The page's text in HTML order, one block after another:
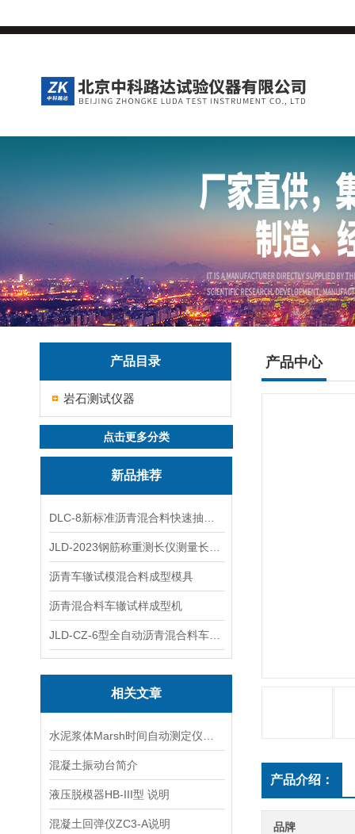
产品目录
岩石测试仪器
点击更多分类
新品推荐
沥青车辙试模混合料成型模具
沥青混合料车辙试样成型机
相关文章
混凝土振动台简介
液压脱模器HB-III型 说明
混凝土回弹仪ZC3-A说明
产品中心
产品介绍：
品牌